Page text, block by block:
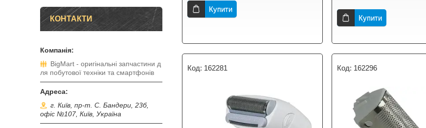
Купити
Купити
162281 162296
КОНТАКТИ
BigMart - оригінальні запчастини д
ля побутової техніки та смартфонів
г. Київ, пр-т. С. Бандери, 23б,
офіс №107, Київ, Україна